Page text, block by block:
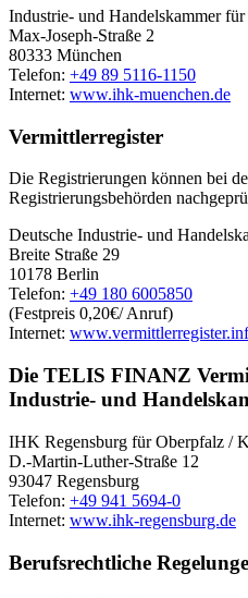
Industrie- und Handelskammer
Max-Joseph-Straße 2
80333 München
Telefon: +49 89 5116-1150
Internet: www.ihk-muenchen.de
Vermittlerregister
Die Registrierungen können bei
Registrierungsbehörden
Deutsche Industrie- und
Breite Straße 29
10178 Berlin
Telefon: +49 180 6005850
(Festpreis 0,20€/ Anruf)
Internet:
Die TELIS FINANZ
Industrie- und
IHK Regensburg für Oberpfalz /
D.-Martin-Luther-Straße 12
93047 Regensburg
Telefon: +49 941 5694-0
Internet: www.ihk-regensburg.de
Berufsrechtliche